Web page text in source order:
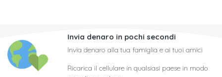
Invia denaro in pochi secondi
Invia denaro alla tua famiglia e ai tuoi amici
Ricarica il cellulare in qualsiasi paese in modo